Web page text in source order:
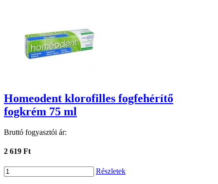
Homeodent klorofilles fogfehérítő
fogkrém 75 ml
Bruttó fogyasztói ár:
2 619 Ft
Részletek